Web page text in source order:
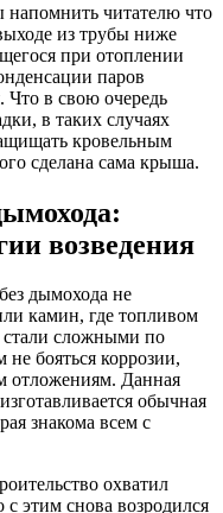
напомнить читателю что
из трубы ниже
при отоплении
паров
Что в свою очередь
в таких случаях
кровельным
сделана сама крыша.
возведения
дымохода не
камин, где топливом
стали сложными по
не бояться коррозии,
отложениям. Данная
обычная
знакома всем с
охватил
этим снова возродился